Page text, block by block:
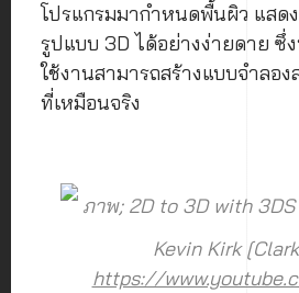
โปรแกรมมากำหนดพื้นผิว แสด
รูปแบบ 3D ได้อย่างง่ายดาย ซึ่
ใช้งานสามารถสร้างแบบจำลอ
ที่เหมือนจริง
ภาพ; 2D to 3D with 3DS
Kevin Kirk
https://